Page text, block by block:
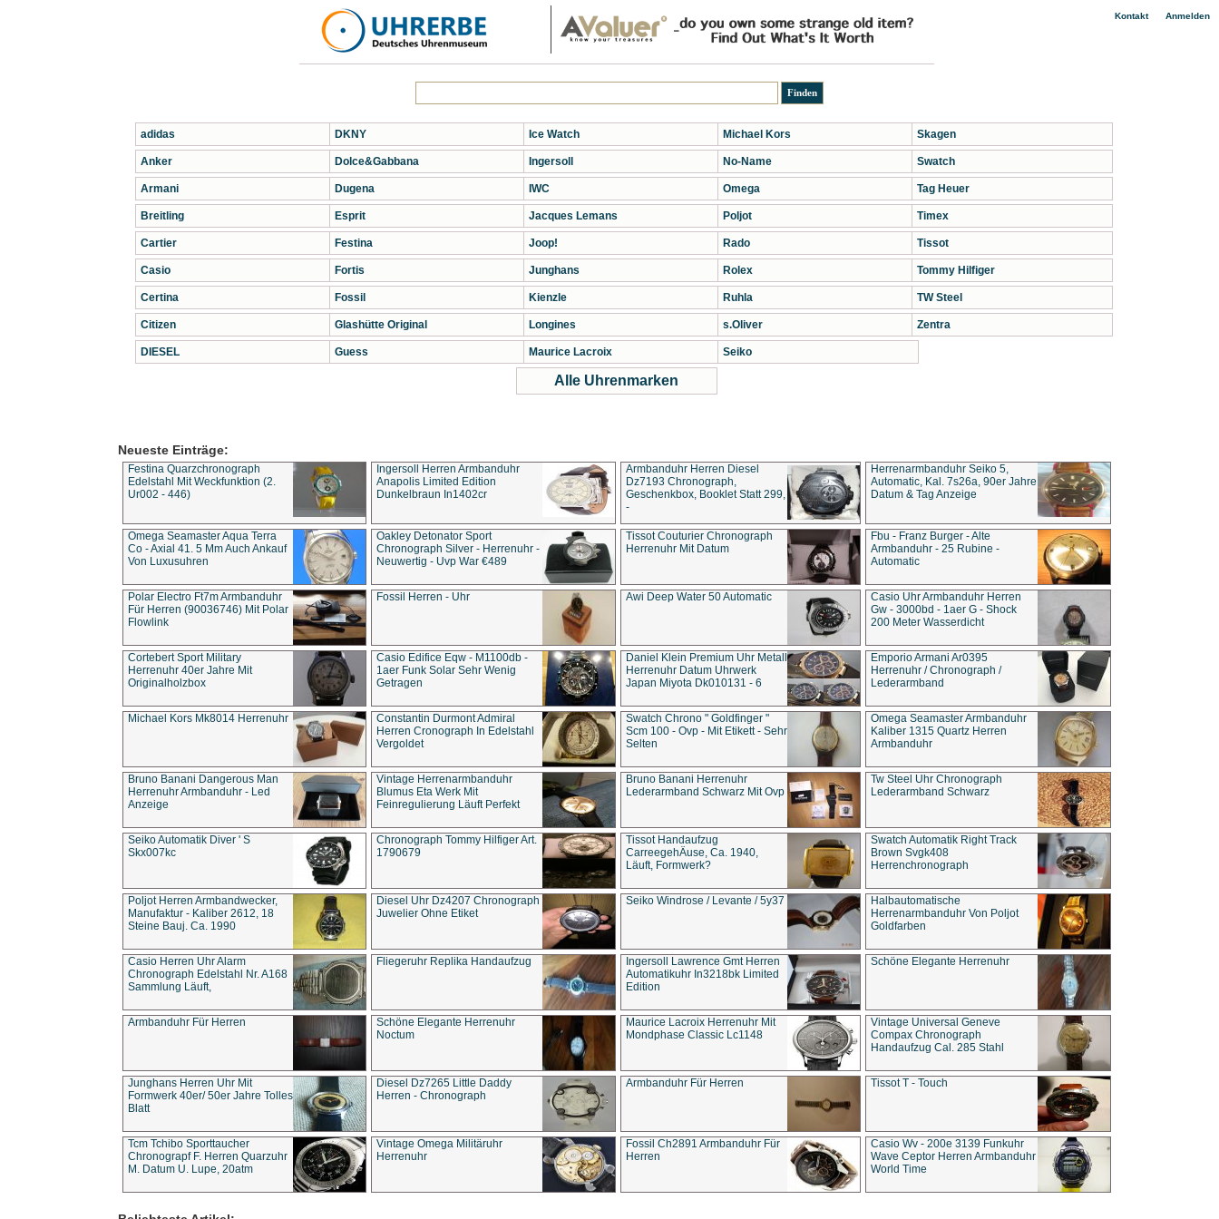
Kontakt| Anmelden
adidas
Anker
Armani
Breitling
Cartier
Casio
Certina
Citizen
DIESEL
DKNY
Dolce&Gabbana
Dugena
Esprit
Festina
Fortis
Fossil
Glashütte Original
Guess
Ice Watch
Ingersoll
IWC
Jacques Lemans
Joop!
Junghans
Kienzle
Longines
Maurice Lacroix
Michael Kors
No-Name
Omega
Poljot
Rado
Rolex
Ruhla
s.Oliver
Seiko
Skagen
Swatch
Tag Heuer
Timex
Tissot
Tommy Hilfiger
TW Steel
Zentra
Alle Uhrenmarken
Neueste Einträge:
Festina Quarzchronograph
Edelstahl Mit Weckfunktion (2.
Ur002 - 446)
Ingersoll Herren Armbanduhr
Anapolis Limited Edition
Dunkelbraun In1402cr
Armbanduhr Herren Diesel
Dz7193 Chro­no­graph,
Geschenkbox, Booklet Statt 299,
-
Herrenarmbanduhr Seiko 5,
Automatic, Kal. 7s26a, 90er Jahre
Datum & Tag Anzeige
Omega Seamaster Aqua Terra
Co - Axial 41. 5 Mm Auch Ankauf
Von Luxusuhren
Oakley Detonator Sport
Chronograph Silver - Herrenuhr -
Neuwertig - Uvp War €489
Tissot Couturier Chronograph
Herrenuhr Mit Datum
Fbu - Franz Burger - Alte
Armbanduhr - 25 Rubine -
Automatic
Polar Electro Ft7m Armbanduhr
Für Herren (90036746) Mit Polar
Flowlink
Fossil Herren - Uhr Awi Deep Water 50 Automatic
Casio Uhr Armbanduhr Herren
Gw - 3000bd - 1aer G - Shock
200 Meter Wasserdicht
Cortebert Sport Military
Herrenuhr 40er Jahre Mit
Originalholzbox
Casio Edifice Eqw - M1100db -
1aer Funk Solar Sehr Wenig
Getragen
Daniel Klein Premium Uhr Metall
Herrenuhr Datum Uhrwerk
Japan Miyota Dk010131 - 6
Emporio Armani Ar0395
Herrenuhr / Chronograph /
Lederarmband
Michael Kors Mk8014 Herrenuhr
Constantin Durmont Admiral
Herren Cronograph In Edelstahl
Vergoldet
Swatch Chrono " Goldfinger "
Scm 100 - Ovp - Mit Etikett - Sehr
Selten
Omega Seamaster Armbanduhr
Kaliber 1315 Quartz Herren
Armbanduhr
Bruno Banani Dangerous Man
Herrenuhr Armbanduhr - Led
Anzeige
Vintage Herrenarmbanduhr
Blumus Eta Werk Mit
Feinregulierung Läuft Perfekt
Bruno Banani Herrenuhr
Lederarmband Schwarz Mit Ovp
Tw Steel Uhr Chronograph
Lederarmband Schwarz
Seiko Automatik Diver ' S
Skx007kc
Chronograph Tommy Hilfiger Art.
1790679
Tissot Handaufzug
CarreegehÄuse, Ca. 1940,
Läuft, Formwerk?
Swatch Automatik Right Track
Brown Svgk408
Herrenchronograph
Poljot Herren Armbandwecker,
Manufaktur - Kaliber 2612, 18
Steine Bauj. Ca. 1990
Diesel Uhr Dz4207 Chronograph
Juwelier Ohne Etiket
Seiko Windrose / Levante / 5y37
Halbautomatische
Herrenarmbanduhr Von Poljot
Goldfarben
Casio Herren Uhr Alarm
Chronograph Edelstahl Nr. A168
Sammlung Läuft,
Fliegeruhr Replika Handaufzug
Ingersoll Lawrence Gmt Herren
Automatikuhr In3218bk Limited
Edition
Schöne Elegante Herrenuhr
Armbanduhr Für Herren
Schöne Elegante Herrenuhr
Noctum
Maurice Lacroix Herrenuhr Mit
Mondphase Classic Lc1148
Vintage Universal Geneve
Compax Chronograph
Handaufzug Cal. 285 Stahl
Junghans Herren Uhr Mit
Formwerk 40er/ 50er Jahre Tolles
Blatt
Diesel Dz7265 Little Daddy
Herren - Chronograph
Armbanduhr Für Herren Tissot T - Touch
Tcm Tchibo Sporttaucher
Chronograpf F. Herren Quarzuhr
M. Datum U. Lupe, 20atm
Vintage Omega Militäruhr
Herrenuhr
Fossil Ch2891 Armbanduhr Für
Herren
Casio Wv - 200e 3139 Funkuhr
Wave Ceptor Herren Armbanduhr
World Time